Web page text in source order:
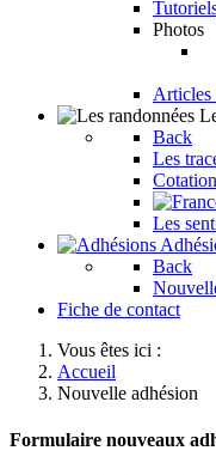
Photos
Articles
Back
Les
Les
Back
Fiche de contact
Vous êtes ici :
Accueil
Nouvelle adhésion
Formulaire nouveaux